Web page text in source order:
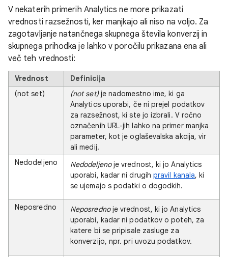
V nekaterih primerih Analytics ne more prikazati
vrednosti razsežnosti, ker manjkajo ali niso na voljo. Za
zagotavljanje natančnega skupnega števila konverzij in
skupnega prihodka je lahko v poročilu prikazana ena ali
več teh vrednosti:
Vrednost
Definicija
(not set)
(not set)je nadomestno ime, ki ga
Analytics uporabi, če ni prejel podatkov
za razsežnost, ki ste jo izbrali. V ročno
označenih URL-jih lahko na primer manjka
parameter, kot je oglaševalska akcija, vir
ali medij.
Nedodeljeno
Nedodeljenoje vrednost, ki jo Analytics
uporabi, kadar ni drugihpravil kanala, ki
se ujemajo s podatki o dogodkih.
Neposredno Neposrednoje vrednost, ki jo Analytics
uporabi, kadar ni podatkov o poteh, za
katere bi se pripisale zasluge za
konverzijo, npr. pri uvozu podatkov.